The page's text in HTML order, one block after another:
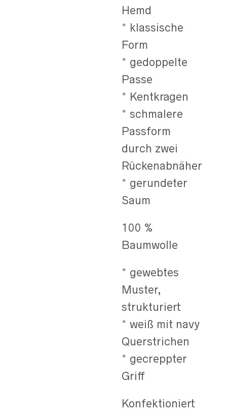
Hemd
* klassische
Form
* gedoppelte
Passe
* Kentkragen
* schmalere
Passform
durch zwei
Rückenabnäher
* gerundeter
Saum
100 %
Baumwolle
* gewebtes
Muster,
strukturiert
* weiß mit navy
Querstrichen
* gecreppter
Griff
Konfektioniert